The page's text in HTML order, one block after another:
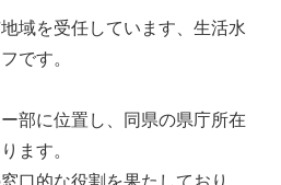
域を受任しています、生活水
です。
部に位置し、同県の県庁所在
ます。